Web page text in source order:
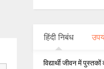
हिंदी निबंध
विद्यार्थी जीवन में